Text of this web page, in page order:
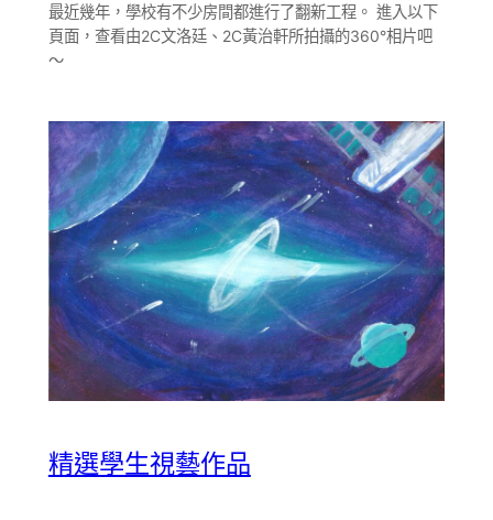
最近幾年，學校有不少房間都進行了翻新工程。 進入以下
頁面，查看由2C文洛廷、2C黃治軒所拍攝的360°相片吧
～
精選學生視藝作品